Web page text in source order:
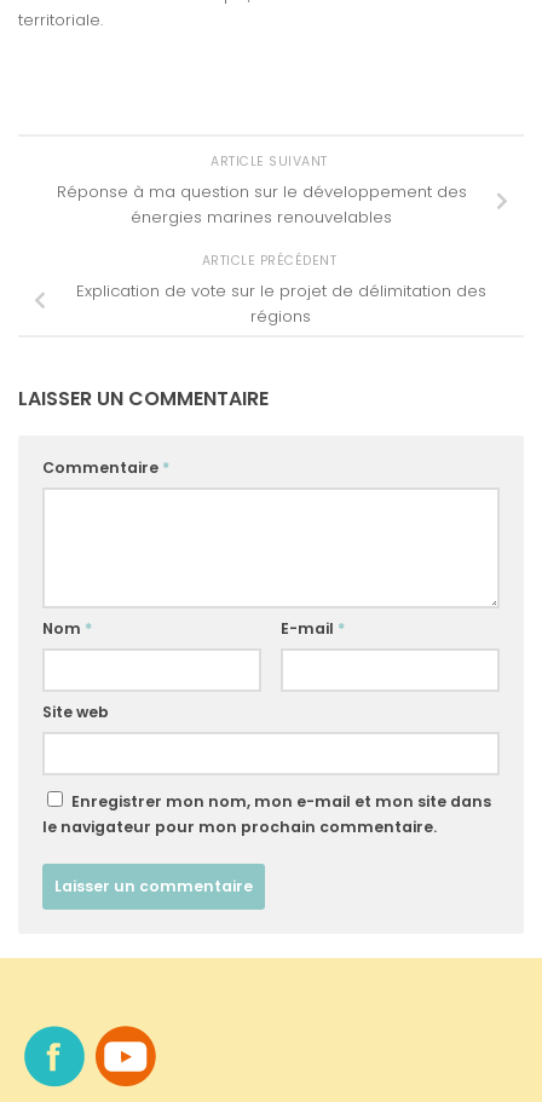
territoriale.
ARTICLE SUIVANT
Réponse à ma question sur le développement des
énergies marines renouvelables
ARTICLE PRÉCÉDENT
Explication de vote sur le projet de délimitation des
régions
LAISSER UN COMMENTAIRE
Commentaire *
Nom * E-mail *
Site web
Enregistrer mon nom, mon e-mail et mon site dans
le navigateur pour mon prochain commentaire.